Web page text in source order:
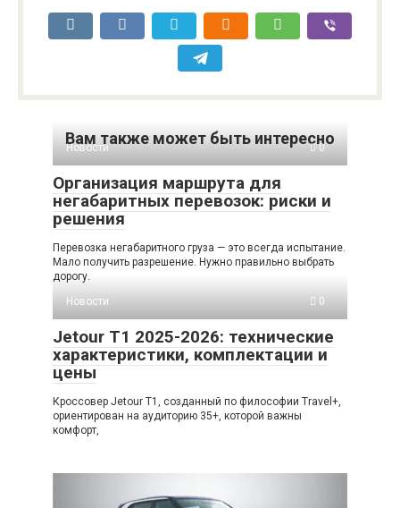
Вам также может быть интересно
Новости 0
Организация маршрута для
негабаритных перевозок: риски и
решения
Перевозка негабаритного груза — это всегда испытание.
Мало получить разрешение. Нужно правильно выбрать
дорогу.
Новости
0
Jetour T1 2025-2026: технические
характеристики, комплектации и
цены
Кроссовер Jetour T1, созданный по философии Travel+,
ориентирован на аудиторию 35+, которой важны
комфорт,